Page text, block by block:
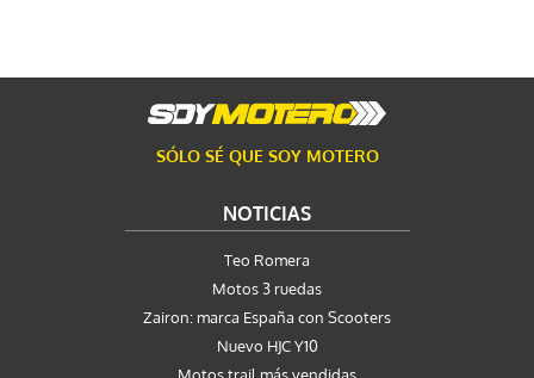
SÓLO SÉ QUE SOY MOTERO
NOTICIAS
Teo Romera
Motos 3 ruedas
Zairon: marca España con Scooters
Nuevo HJC Y10